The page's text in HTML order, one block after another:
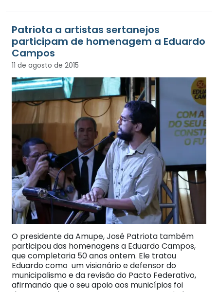
Patriota a artistas sertanejos
participam de homenagem a Eduardo
11 de agosto de 2015
O presidente da Amupe, José Patriota também
participou das homenagens a Eduardo Campos,
que completaria 50 anos ontem. Ele tratou
Eduardo como um visionário e defensor do
municipalismo e da revisão do Pacto Federativo,
afirmando que o seu apoio aos municípios foi